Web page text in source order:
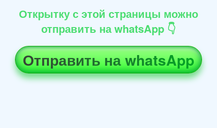
Открытку с этой страницы можно
отправить на whatsApp 👇
Отправить на whatsApp